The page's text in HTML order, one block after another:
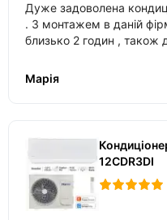
Дуже задоволена
. З монтажем в даній фірмі , встановлення зайняло
близько 2 годин , також допомогли налаштувати
Марія
12CDR3DI